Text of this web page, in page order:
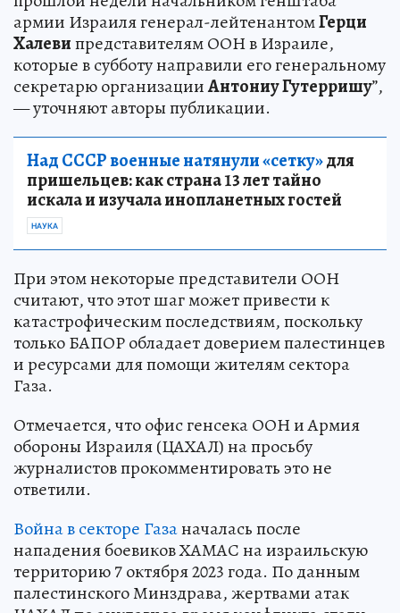
армии Израиля генерал-лейтенантомГерци
Халевипредставителям ООН в Израиле,
которые в субботу направили его генеральному
секретарю организацииАнтониу Гутерришу”,
— уточняют авторы публикации.
Над СССР военные натянули «сетку»для
пришельцев: как страна 13 лет тайно
искала и изучала инопланетных гостей
НАУКА
При этом некоторые представители ООН
считают, что этот шаг может привести к
катастрофическим последствиям, поскольку
только БАПОР обладает доверием палестинцев
и ресурсами для помощи жителям сектора
Газа.
Отмечается, что офис генсека ООН и Армия
обороны Израиля (ЦАХАЛ) на просьбу
журналистов прокомментировать это не
ответили.
Война в секторе Газаначалась после
нападения боевиков ХАМАС на израильскую
территорию 7 октября 2023 года. По данным
палестинского Минздрава, жертвами атак